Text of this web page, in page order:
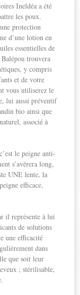
Ineldéa a été
les poux.
protection
d’une lotion en
essentielles de
trouvera
y compris
et de votre
vous utiliserez le
lui aussi préventif
bio ainsi que
associé à
le peigne anti-
s’avèrera long,
UNE lente, la
efficace,
il représente à lui
de solutions
une efficacité
dans
que soit leur
; stérilisable,